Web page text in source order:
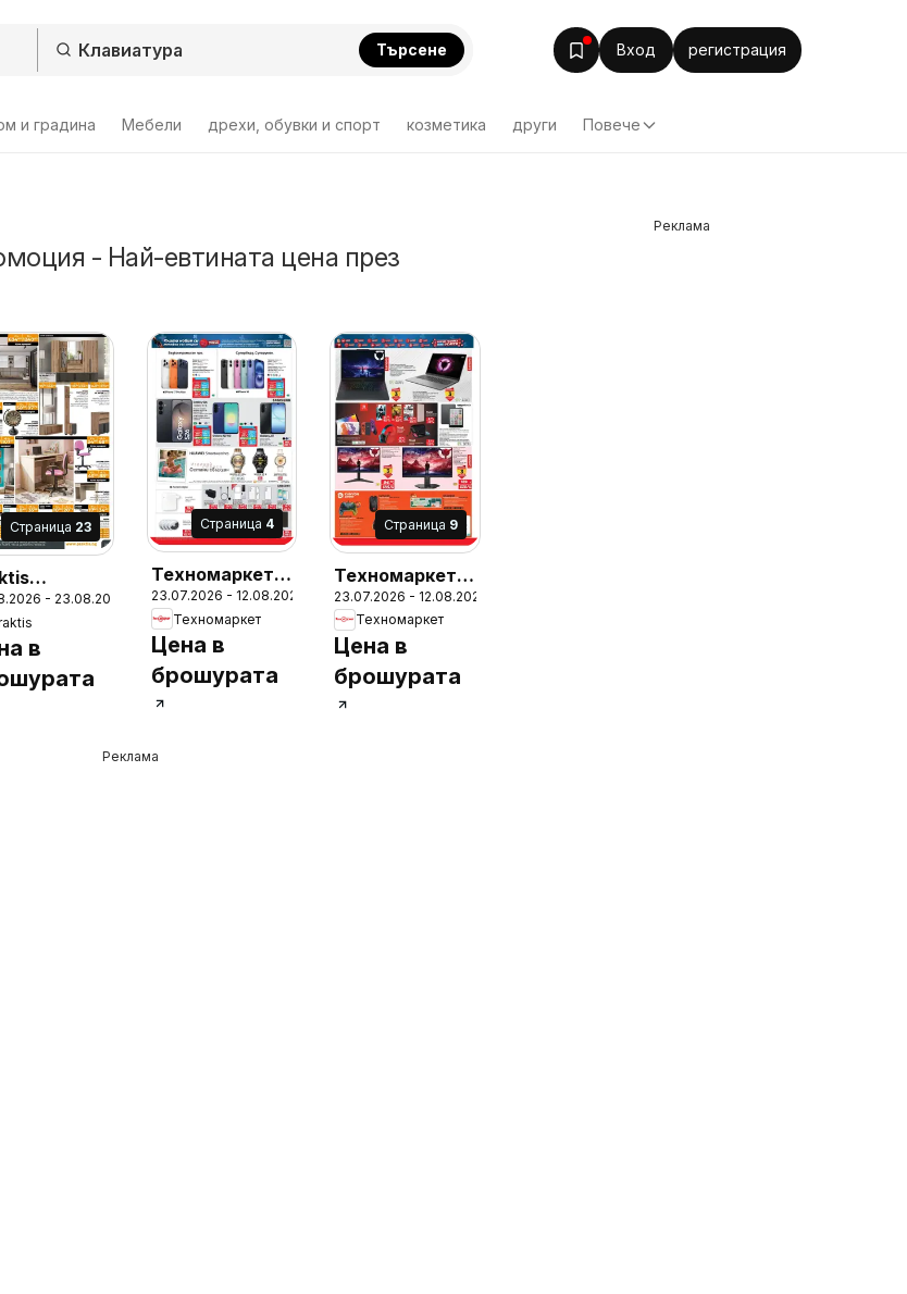
Търсене Вход регистрация
и градина Мебели дрехи, обувки и спорт козметика други Повече
- Най-евтината цена през
Cтраница 23
- 23.08.2026
в
Cтраница 4
Техномаркет
брошура
23.07.2026 - 12.08.2026
Техномаркет
Цена в
брошурата
Cтраница 9
Техномаркет
брошура
23.07.2026 - 12.08.2026
Техномаркет
Цена в
брошурата
Реклама
Реклама